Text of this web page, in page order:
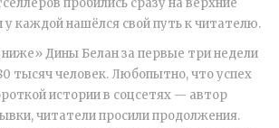
пробились сразу на верхние
у каждой нашёлся свой путь к читателю.
Дины Белан за первые три недели
тысяч человек. Любопытно, что успех
истории в соцсетях — автор
читатели просили продолжения.